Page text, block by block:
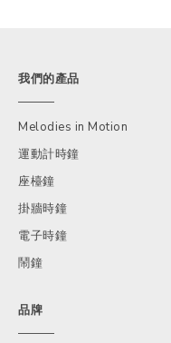
我們的產品
Melodies in Motion
運動計時鐘
座檯鐘
掛牆時鐘
電子時鐘
鬧鐘
品牌